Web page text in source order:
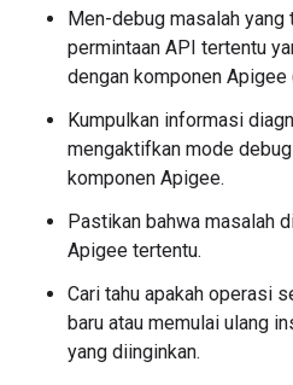
Men-debug masalah
permintaan API tertentu
dengan komponen
Kumpulkan informasi
mengaktifkan mode
komponen Apigee.
Pastikan bahwa masalah
Apigee tertentu.
Cari tahu apakah operasi
baru atau memulai ulang
yang diinginkan.